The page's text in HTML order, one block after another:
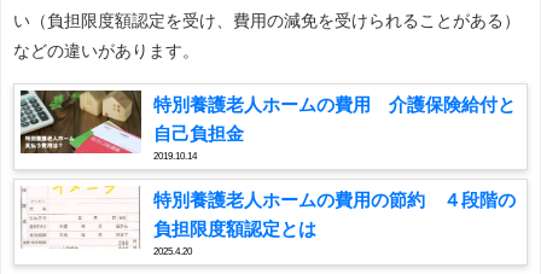
い（負担限度額認定を受け、費用の減免を受けられることがある）
などの違いがあります。
特別養護老人ホームの費用 介護保険給付と
自己負担金
2019.10.14
特別養護老人ホームの費用の節約 ４段階の
負担限度額認定とは
2025.4.20